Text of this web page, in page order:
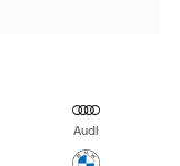
Audi